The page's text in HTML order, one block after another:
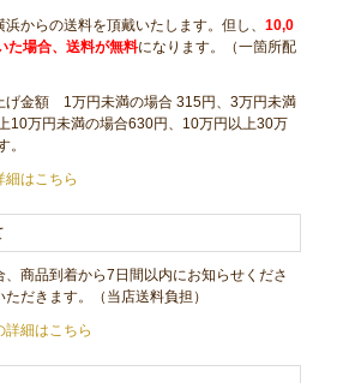
浜からの送料を頂戴いたします。但し、10,0
た場合、送料が無料になります。（一箇所配
げ金額 1万円未満の場合 315円、3万円未満
10万円未満の場合630円、10万円以上30万
。
細はこちら
商品到着から7日間以内にお知らせくださ
だきます。（当店送料負担）
詳細はこちら